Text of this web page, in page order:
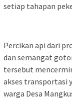
setiap tahapan
Percikan api dari
dan semangat
tersebut
akses transportasi
warga Desa